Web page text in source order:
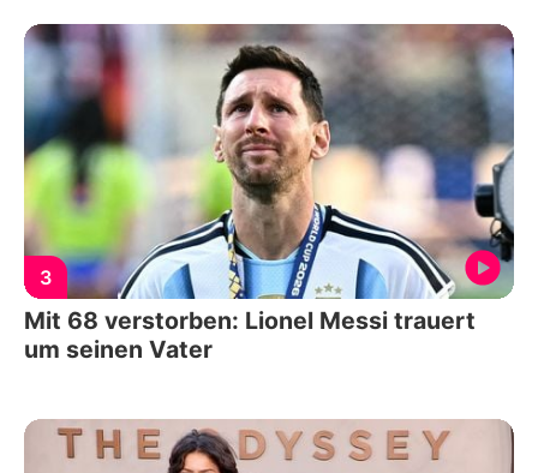
3
Mit 68 verstorben: Lionel Messi trauert
um seinen Vater